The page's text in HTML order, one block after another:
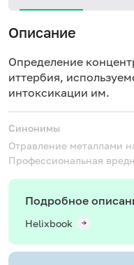
Описание
Определение
иттербия,
интоксикации им.
Синонимы
Отравление металлами
Профессиональная
Подробное
Helixbook